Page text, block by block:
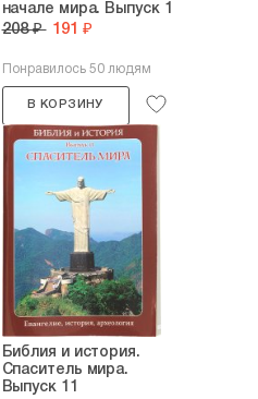
начале мира. Выпуск 1
208 ₽ 191 ₽
Понравилось 50 людям
В КОРЗИНУ
Библия и история.
Спаситель мира.
Выпуск 11